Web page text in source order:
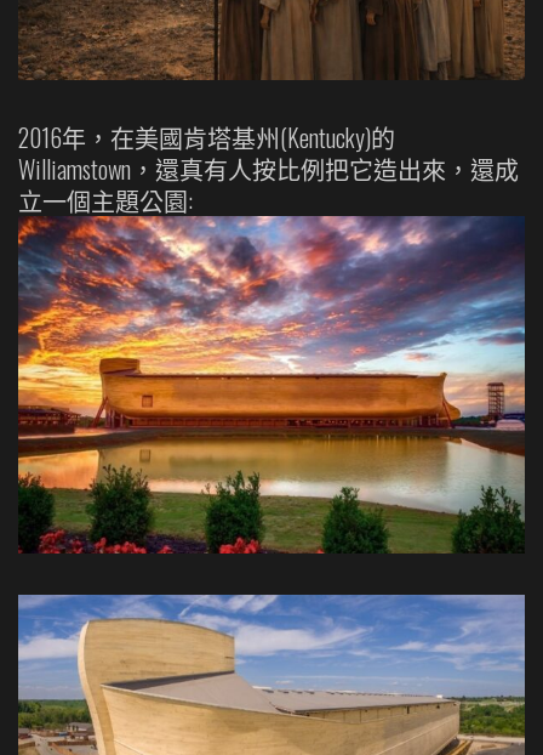
2016年，在美國肯塔基州(Kentucky)的
Williamstown，還真有人按比例把它造出來，還成
立一個主題公園: